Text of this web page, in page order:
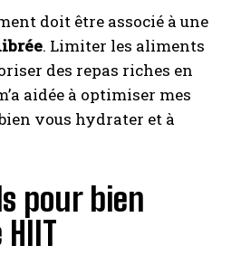
doit être associé à une
. Limiter les aliments
des repas riches en
aidée à optimiser mes
vous hydrater et à
pour bien